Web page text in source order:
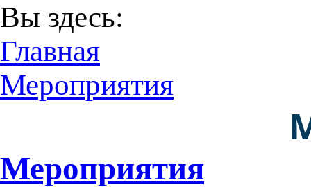
Вы здесь:
Главная
Мероприятия
Мероприятия